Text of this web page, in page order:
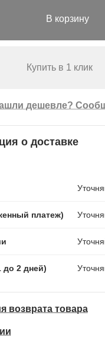
В корзину
Купить в 1 клик
дешевле?
о доставке
платеж)
до 2 дней)
возврата товара